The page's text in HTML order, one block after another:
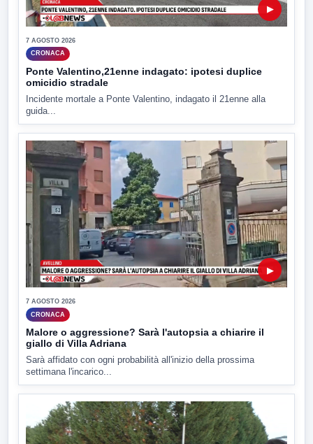
▶
7 AGOSTO 2026
CRONACA
Ponte Valentino,21enne indagato: ipotesi duplice
omicidio stradale
Incidente mortale a Ponte Valentino, indagato il 21enne alla
guida...
▶
7 AGOSTO 2026
CRONACA
Malore o aggressione? Sarà l'autopsia a chiarire il
giallo di Villa Adriana
Sarà affidato con ogni probabilità all'inizio della prossima
settimana l'incarico...